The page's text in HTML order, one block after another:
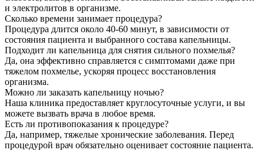
и электролитов в организме.
Сколько времени занимает процедура?
Процедура длится около 40-60 минут, в зависимости от
состояния пациента и выбранного состава капельницы.
Подходит ли капельница для снятия сильного похмелья?
Да, она эффективно справляется с симптомами даже при
тяжелом похмелье, ускоряя процесс восстановления
организма.
Можно ли заказать капельницу ночью?
Наша клиника предоставляет круглосуточные услуги, и вы
можете вызвать врача в любое время.
Есть ли противопоказания к процедуре?
Да, например, тяжелые хронические заболевания. Перед
процедурой врач обязательно оценивает состояние пациента.